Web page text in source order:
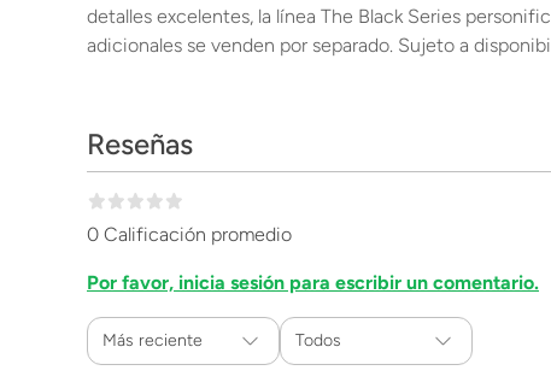
detalles excelentes, la línea The Black Series
adicionales se venden por separado. Sujeto a
Reseñas
0 Calificación promedio
Por favor, inicia sesión para escribir un comentario.
Más reciente Todos